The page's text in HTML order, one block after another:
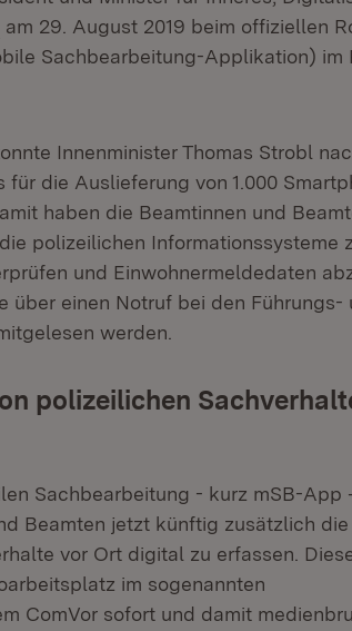
am 29. August 2019 beim offiziellen
Sachbearbeitung-Applikation) im
Innenminister Thomas Strobl
die Auslieferung von 1.000
haben die Beamtinnen und
polizeilichen Informationssysteme
und Einwohnermeldedaten
über einen Notruf bei den Führungs-
werden.
polizeilichen
Sachbearbeitung - kurz mSB-App
Beamten jetzt künftig zusätzlich die
vor Ort digital zu erfassen.
im sogenannten
ComVor sofort und damit